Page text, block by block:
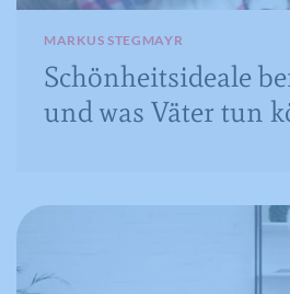
MARKUS STEGMAYR
Schönheitsideale
und was Väter tun